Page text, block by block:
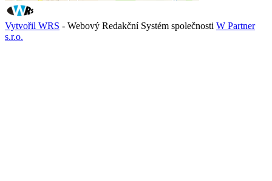
Vytvořil WRS - Webový Redakční Systém společnosti W Partner
s.r.o.